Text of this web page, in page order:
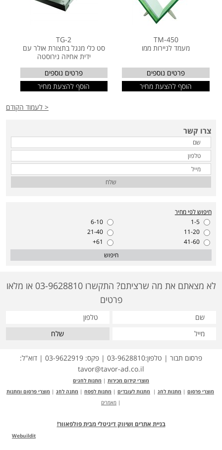
TM-450
מעמד לניירות ממו
פרטים נוספים
הוסף להצעת מחיר
TG-2
סט כלי מנגל בתצורת אולר עם
ידית אחיזה נירוסטה
פרטים נוספים
הוסף להצעת מחיר
< לעמוד הקודם
צרו קשר
שלח
חיפוש לפי מחיר
1-5
6-10
11-20
21-40
41-60
61+
חיפוש
לא מצאתם את מה שרציתם? התקשרו 03-9628810 או מלאו
פרטים
שלח
פרסום תבור | טלפון:03-9628810 | פקס: 03-9622919 | דוא"ל:
tavor@tavor-ad.co.il
מוצרי קידום מכירות | מתנות לחגים
מוצרי פרסום | מתנות לחג | מתנות לעובדים | מתנות לפסח | מתנה לחג | מוצרי פרסום ומתנות
| מאמרים
בניית אתרים ושיווק דיגיטלי מבית פולפאוור!
Webuildit